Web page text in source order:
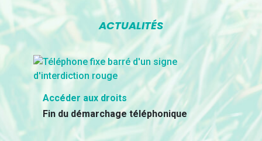
ACTUALITÉS
Accéder aux droits
Fin du démarchage téléphonique